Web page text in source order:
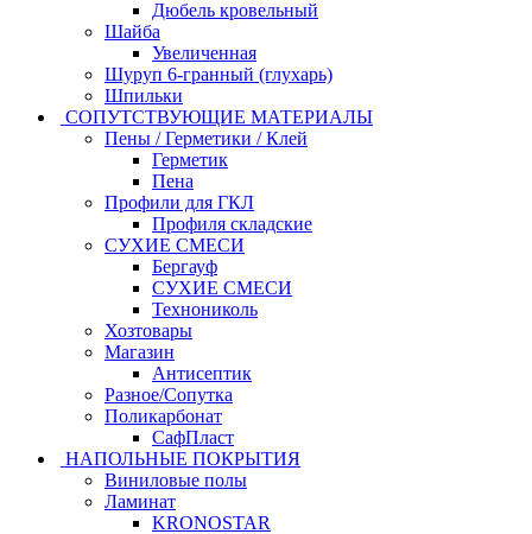
Дюбель кровельный
Шайба
Увеличенная
Шуруп 6-гранный (глухарь)
Шпильки
СОПУТСТВУЮЩИЕ МАТЕРИАЛЫ
Пены / Герметики / Клей
Герметик
Пена
Профили для ГКЛ
Профиля складские
СУХИЕ СМЕСИ
Бергауф
СУХИЕ СМЕСИ
Технониколь
Хозтовары
Магазин
Антисептик
Разное/Сопутка
Поликарбонат
СафПласт
НАПОЛЬНЫЕ ПОКРЫТИЯ
Виниловые полы
Ламинат
KRONOSTAR